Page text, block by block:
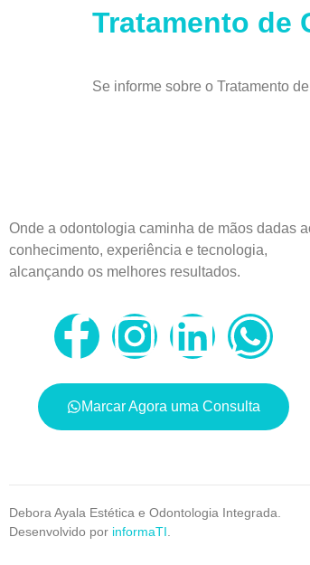
Tratamento de
Se informe sobre o Tratamento
Onde a odontologia caminha de mãos dadas
conhecimento, experiência e tecnologia,
alcançando os melhores resultados.
Marcar Agora uma Consulta
Debora Ayala Estética e Odontologia Integrada.
Desenvolvido por informaTI